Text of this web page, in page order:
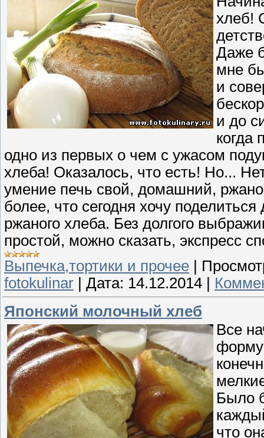
хлеб!
Даже
мне
и
и до
когда
одно из первых о чем с ужасом
хлеба! Оказалось, что есть! Но...
умение печь свой, домашний,
более, что сегодня хочу
ржаного хлеба. Без долгого
простой, можно сказать, экспресс
Выпечка,тортики и прочее
fotokulinar
Дата: 14.12.2014
Японский молочный хлеб
Все
Было
что